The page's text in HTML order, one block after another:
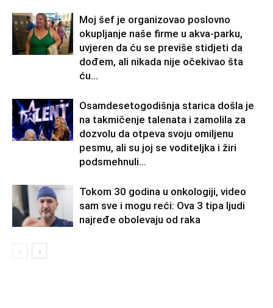
Moj šef je organizovao poslovno
okupljanje naše firme u akva-parku,
uvjeren da ću se previše stidjeti da
dođem, ali nikada nije očekivao šta
ću...
Osamdesetogodišnja starica došla je
na takmičenje talenata i zamolila za
dozvolu da otpeva svoju omiljenu
pesmu, ali su joj se voditeljka i žiri
podsmehnuli...
Tokom 30 godina u onkologiji, video
sam sve i mogu reći: Ova 3 tipa ljudi
najređe obolevaju od raka